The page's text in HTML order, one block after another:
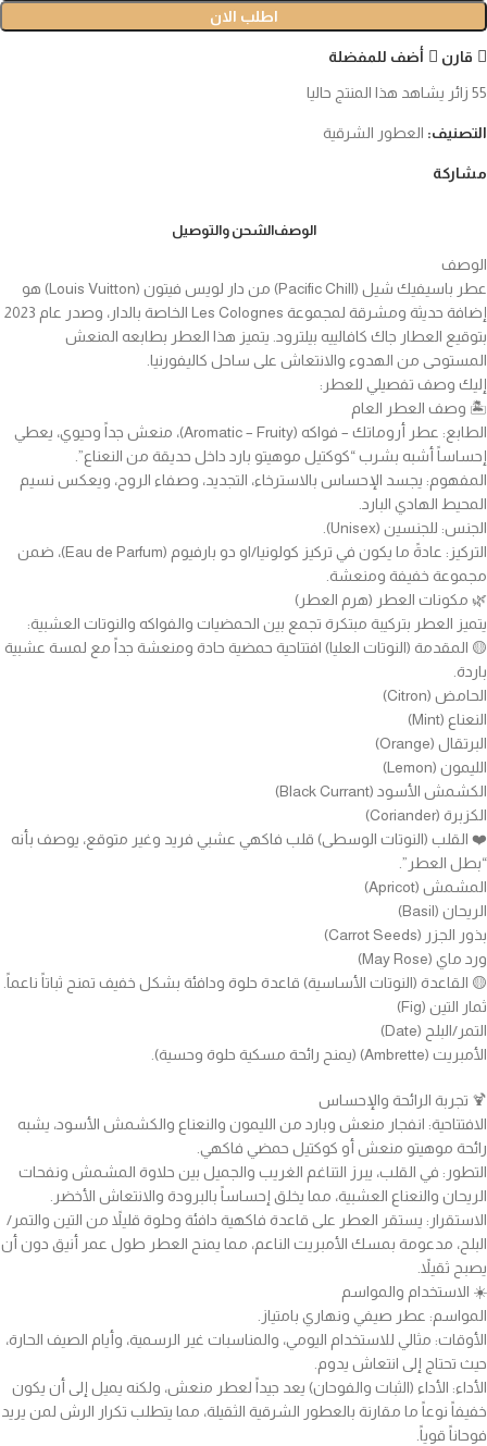
اطلب الان
قارن أضف للمفضلة
55 زائر يشاهد هذا المنتج حاليا
التصنيف: العطور الشرقية
مشاركة
الوصفالشحن والتوصيل
الوصف
عطر باسيفيك شيل (Pacific Chill) من دار لويس فيتون (Louis Vuitton) هو
إضافة حديثة ومشرقة لمجموعة Les Colognes الخاصة بالدار، وصدر عام 2023
بتوقيع العطار جاك كافالييه بيلترود. يتميز هذا العطر بطابعه المنعش
المستوحى من الهدوء والانتعاش على ساحل كاليفورنيا.
إليك وصف تفصيلي للعطر:
🏝️ وصف العطر العام
الطابع: عطر أروماتك – فواكه (Aromatic – Fruity)، منعش جداً وحيوي، يعطي
إحساساً أشبه بشرب “كوكتيل موهيتو بارد داخل حديقة من النعناع”.
المفهوم: يجسد الإحساس بالاسترخاء، التجديد، وصفاء الروح، ويعكس نسيم
المحيط الهادي البارد.
الجنس: للجنسين (Unisex).
التركيز: عادةً ما يكون في تركيز كولونيا/او دو بارفيوم (Eau de Parfum)، ضمن
مجموعة خفيفة ومنعشة.
🌿 مكونات العطر (هرم العطر)
يتميز العطر بتركيبة مبتكرة تجمع بين الحمضيات والفواكه والنوتات العشبية:
🟡 المقدمة (النوتات العليا) افتتاحية حمضية حادة ومنعشة جداً مع لمسة عشبية
باردة.
الحامض (Citron)
النعناع (Mint)
البرتقال (Orange)
الليمون (Lemon)
الكشمش الأسود (Black Currant)
الكزبرة (Coriander)
❤️ القلب (النوتات الوسطى) قلب فاكهي عشبي فريد وغير متوقع، يوصف بأنه
“بطل العطر”.
المشمش (Apricot)
الريحان (Basil)
بذور الجزر (Carrot Seeds)
ورد ماي (May Rose)
🟡 القاعدة (النوتات الأساسية) قاعدة حلوة ودافئة بشكل خفيف تمنح ثباتاً ناعماً.
ثمار التين (Fig)
التمر/البلح (Date)
الأمبريت (Ambrette) (يمنح رائحة مسكية حلوة وحسية).
🍹 تجربة الرائحة والإحساس
الافتتاحية: انفجار منعش وبارد من الليمون والنعناع والكشمش الأسود، يشبه
رائحة موهيتو منعش أو كوكتيل حمضي فاكهي.
التطور: في القلب، يبرز التناغم الغريب والجميل بين حلاوة المشمش ونفحات
الريحان والنعناع العشبية، مما يخلق إحساساً بالبرودة والانتعاش الأخضر.
الاستقرار: يستقر العطر على قاعدة فاكهية دافئة وحلوة قليلاً من التين والتمر/
البلح، مدعومة بمسك الأمبريت الناعم، مما يمنح العطر طول عمر أنيق دون أن
يصبح ثقيلاً.
☀️ الاستخدام والمواسم
المواسم: عطر صيفي ونهاري بامتياز.
الأوقات: مثالي للاستخدام اليومي، والمناسبات غير الرسمية، وأيام الصيف الحارة،
حيث تحتاج إلى انتعاش يدوم.
الأداء: الأداء (الثبات والفوحان) يعد جيداً لعطر منعش، ولكنه يميل إلى أن يكون
خفيفاً نوعاً ما مقارنة بالعطور الشرقية الثقيلة، مما يتطلب تكرار الرش لمن يريد
فوحاناً قوياً.